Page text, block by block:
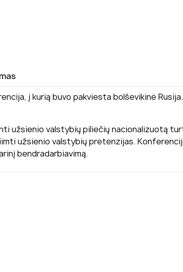
į kurią buvo pakviesta bolševikinė
užsienio valstybių piliečių nacionalizuotą
užsienio valstybių pretenzijas.
bendradarbiavimą.